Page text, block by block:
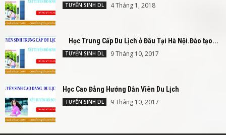
TUYỂN SINH DL 4 Tháng 1, 2018
Học Trung Cấp Du Lịch ở Đâu Tại Hà Nội.Đào tạo...
TUYỂN SINH DL 9 Tháng 10, 2017
Học Cao Đẳng Hướng Dẫn Viên Du Lịch
TUYỂN SINH DL 9 Tháng 10, 2017